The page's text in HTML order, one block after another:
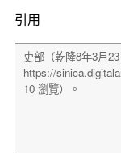
引用